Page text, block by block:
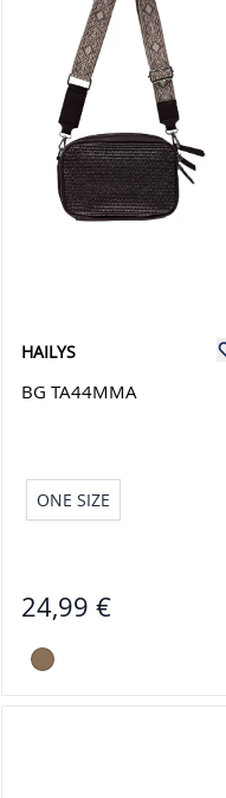
HAILYS
BG TA44MMA
ONE SIZE
24,99 €